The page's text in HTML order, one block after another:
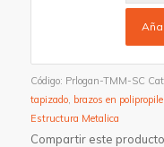
Código: Prlogan-TMM-SC
tapizado, brazos en
Estructura Metalica
Compartir este producto